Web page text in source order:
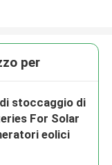
per
stoccaggio di
For Solar
eolici